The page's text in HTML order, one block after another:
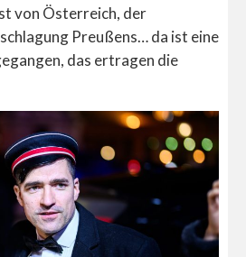
von Österreich, der
Preußens… da ist eine
das ertragen die